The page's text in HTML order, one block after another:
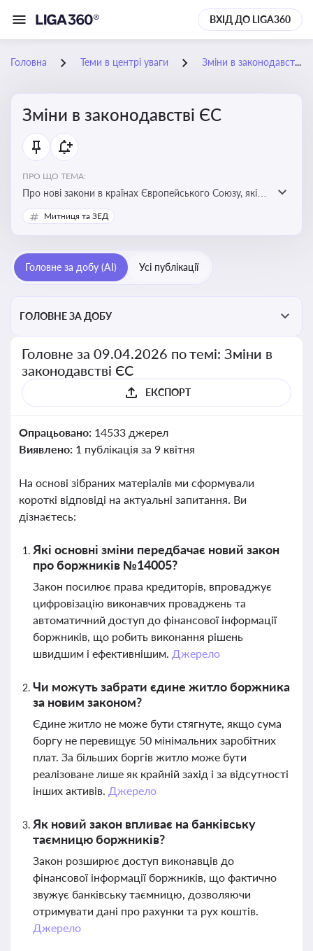
ВХІД ДО LIGA360
Головна Теми в центрі уваги Зміни в законодавстві ЄС
Зміни в законодавстві ЄС
ПРО ЩО ТЕМА:
Про нові закони в країнах Європейського Союзу, які
впливають на умови торгівлі, трудової міграції,
інтеграції та перспективу членства України в
Митниця та ЗЕД
Головне за добу (AI) Усі публікації
ГОЛОВНЕ ЗА ДОБУ
Головне за 09.04.2026 по темі: Зміни в
законодавстві ЄС
ЕКСПОРТ
Опрацьовано: 14533 джерел
Виявлено: 1 публікація за 9 квітня
На основі зібраних матеріалів ми сформували
короткі відповіді на актуальні запитання. Ви
дізнаєтесь:
Які основні зміни передбачає новий закон
про боржників №14005?
Закон посилює права кредиторів, впроваджує
цифровізацію виконавчих проваджень та
автоматичний доступ до фінансової інформації
боржників, що робить виконання рішень
швидшим і ефективнішим. Джерело
Чи можуть забрати єдине житло боржника
за новим законом?
Єдине житло не може бути стягнуте, якщо сума
боргу не перевищує 50 мінімальних заробітних
плат. За більших боргів житло може бути
реалізоване лише як крайній захід і за відсутності
інших активів. Джерело
Як новий закон впливає на банківську
таємницю боржників?
Закон розширює доступ виконавців до
фінансової інформації боржників, що фактично
звужує банківську таємницю, дозволяючи
отримувати дані про рахунки та рух коштів.
Джерело